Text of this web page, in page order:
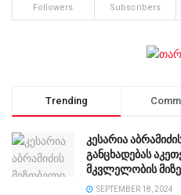
Followers Subscribers
Trending
კესარია
განცხადებას
მკვლელობის
SEPTEMBER 18, 2024